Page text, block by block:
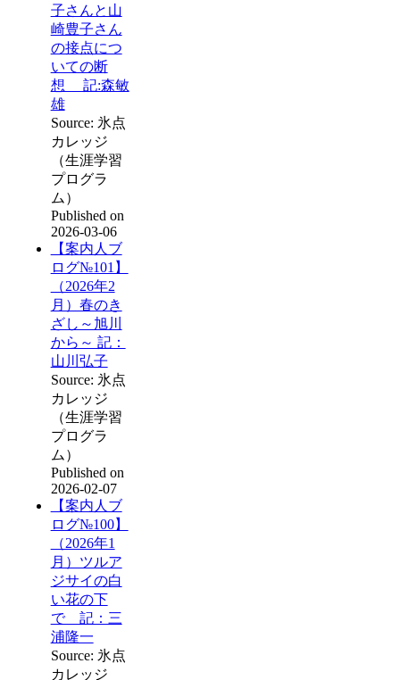
子さんと山
崎豊子さん
の接点につ
いての断
想 記:森敏
雄
Source: 氷点
カレッジ
（生涯学習
プログラ
ム）
Published on
2026-03-06
【案内人ブ
ログ№101】
（2026年2
月）春のき
ざし～旭川
から～ 記：
山川弘子
Source: 氷点
カレッジ
（生涯学習
プログラ
ム）
Published on
2026-02-07
【案内人ブ
ログ№100】
（2026年1
月）ツルア
ジサイの白
い花の下
で 記：三
浦隆一
Source: 氷点
カレッジ